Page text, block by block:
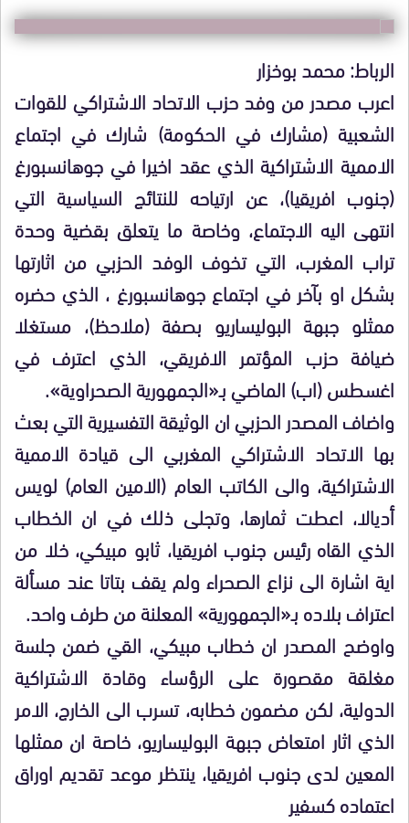
الرباط: محمد بوخزار
اعرب مصدر من وفد حزب الاتحاد الاشتراكي للقوات
الشعبية (مشارك في الحكومة) شارك في اجتماع
الاممية الاشتراكية الذي عقد اخيرا في جوهانسبورغ
(جنوب افريقيا)، عن ارتياحه للنتائج السياسية التي
انتهى اليه الاجتماع، وخاصة ما يتعلق بقضية وحدة
تراب المغرب، التي تخوف الوفد الحزبي من اثارتها
بشكل او بآخر في اجتماع جوهانسبورغ ، الذي حضره
ممثلو جبهة البوليساريو بصفة (ملاحظ)، مستغلا
ضيافة حزب المؤتمر الافريقي، الذي اعترف في
اغسطس (اب) الماضي بـ«الجمهورية الصحراوية».
واضاف المصدر الحزبي ان الوثيقة التفسيرية التي بعث
بها الاتحاد الاشتراكي المغربي الى قيادة الاممية
الاشتراكية، والى الكاتب العام (الامين العام) لويس
أديالا، اعطت ثمارها، وتجلى ذلك في ان الخطاب
الذي القاه رئيس جنوب افريقيا، ثابو مبيكي، خلا من
اية اشارة الى نزاع الصحراء ولم يقف بتاتا عند مسألة
اعتراف بلاده بـ«الجمهورية» المعلنة من طرف واحد.
واوضح المصدر ان خطاب مبيكي، القي ضمن جلسة
مغلقة مقصورة على الرؤساء وقادة الاشتراكية
الدولية، لكن مضمون خطابه، تسرب الى الخارج، الامر
الذي اثار امتعاض جبهة البوليساريو، خاصة ان ممثلها
المعين لدى جنوب افريقيا، ينتظر موعد تقديم اوراق
اعتماده كسفير